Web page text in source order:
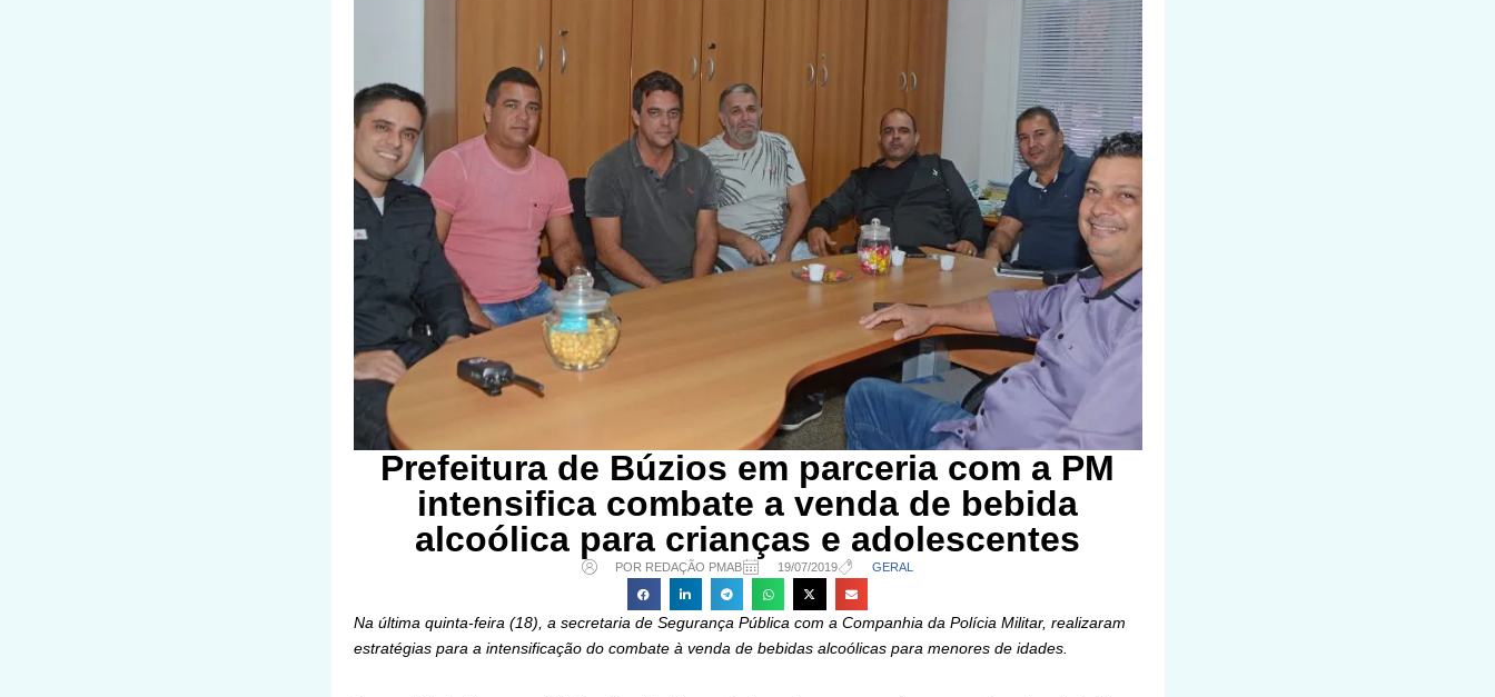
Prefeitura de Búzios em parceria com a PM
intensifica combate a venda de bebida
alcoólica para crianças e adolescentes
POR REDAÇÃO PMAB 19/07/2019 GERAL
Na última quinta-feira (18), a secretaria de Segurança Pública com a Companhia da Polícia Militar, realizaram
estratégias para a intensificação do combate à venda de bebidas alcoólicas para menores de idades.